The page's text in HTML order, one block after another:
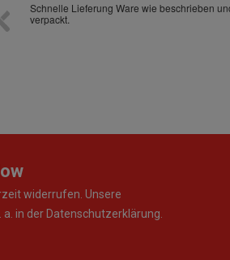
Schnelle Lieferung Ware wie beschrieben
verpackt.
widerrufen. Unsere
in der Datenschutzerklärung.